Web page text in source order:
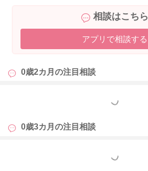
どうぞよろしくお願いします。相談はこちら
アプリで相談する
0歳2カ月の注目相談
もっと見る
0歳3カ月の注目相談
もっと見る